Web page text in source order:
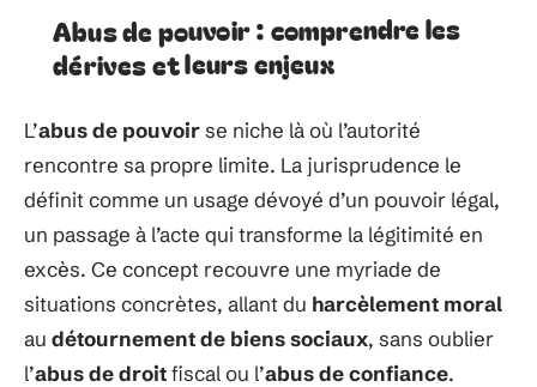
Abus de pouvoir : comprendre les
dérives et leurs enjeux
L’abus de pouvoirse niche là où l’autorité
rencontre sa propre limite. La jurisprudence le
définit comme un usage dévoyé d’un pouvoir légal,
un passage à l’acte qui transforme la légitimité en
excès. Ce concept recouvre une myriade de
situations concrètes, allant du harcèlement moral
au détournement de biens sociaux, sans oublier
l’abus de droitfiscal ou l’abus de confiance.